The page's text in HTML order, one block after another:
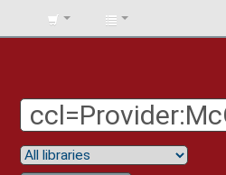
BIBLIOTECA